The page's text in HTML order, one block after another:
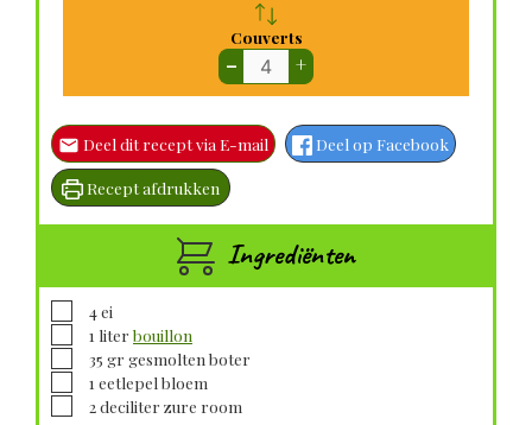
Couverts
– +
Deel dit recept via E-mail Deel op Facebook
Recept afdrukken
Ingrediënten
▢4ei
▢1 liter bouillon
▢
35 gr gesmolten boter
▢1 eetlepel bloem
▢
2 deciliter zure room